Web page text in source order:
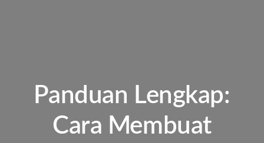
Panduan Lengkap:
Cara Membuat